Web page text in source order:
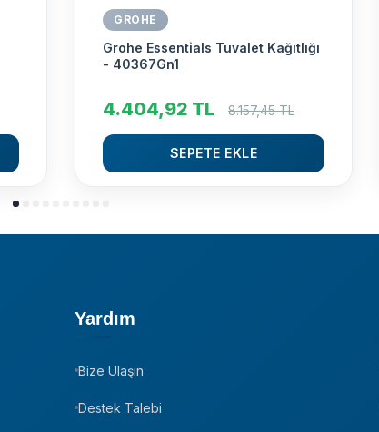
GROHE
Grohe Essentials Tuvalet Kağıtlığı
- 40367Gn1
4.404,92 TL 8.157,45TL
SEPETE EKLE
Yardım
Bize Ulaşın
Destek Talebi